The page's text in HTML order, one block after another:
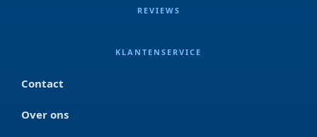
REVIEWS
KLANTENSERVICE
Contact
Over ons